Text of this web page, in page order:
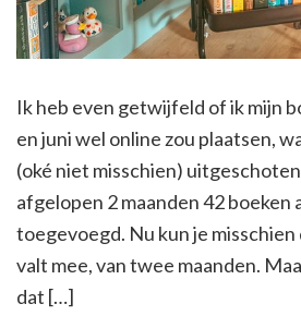
Ik heb even getwijfeld of ik mijn
en juni wel online zou plaatsen,
(oké niet misschien)
afgelopen 2 maanden 42 boeken
toegevoegd. Nu kun je misschien
valt mee, van twee maanden.
dat […]